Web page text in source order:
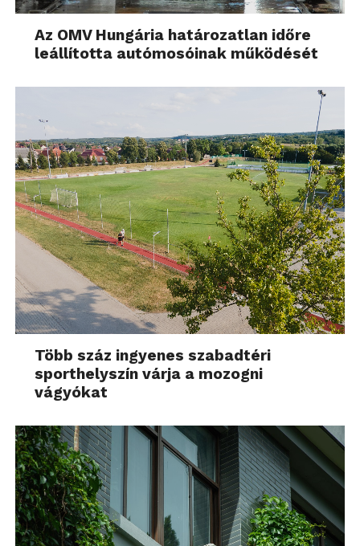
Az OMV Hungária határozatlan időre
leállította autómosóinak működését
Több száz ingyenes szabadtéri
sporthelyszín várja a mozogni
vágyókat